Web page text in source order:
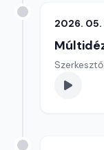
2026. 05.